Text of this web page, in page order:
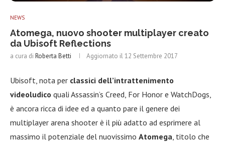
NEWS
Atomega, nuovo shooter multiplayer creato
da Ubisoft Reflections
a cura di Roberta Betti Aggiornato il12 Settembre 2017
Ubisoft, nota per classici dell’intrattenimento
videoludico quali Assassin’s Creed, For Honor e WatchDogs,
è ancora ricca di idee ed a quanto pare il genere dei
multiplayer arena shooter è il più adatto ad esprimere al
massimo il potenziale del nuovissimo Atomega, titolo che